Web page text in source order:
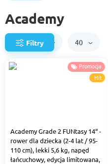
Academy
Filtry
Domyślnie 40
Promocja
Hit
Academy Grade 2 FUNtasy 14“ -
rower dla dziecka (2-4 lat / 95-
110 cm), lekki 5,6 kg, napęd
łańcuchowy, edycja limitowana,